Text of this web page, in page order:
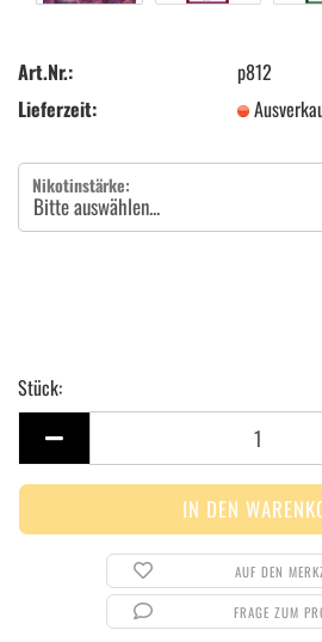
Art.Nr.:
p812
Lieferzeit:
Nikotinstärke:
Stück:
Stück
AUF DEN
FRAGE ZUM